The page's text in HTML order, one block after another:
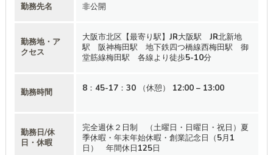
勤務先名 非公開
勤務地・ア
クセス
大阪市北区【最寄り駅】JR大阪駅 JR北新地
駅 阪神梅田駅 地下鉄四つ橋線西梅田駅 御
堂筋線梅田駅 各線より徒歩5-10分
勤務時間 8：45-17：30 （休憩） 12:00 – 13:00
勤務日/休
日・休暇
完全週休２日制 （土曜日・日曜日・祝日）夏
季休暇・年末年始休暇・創業記念日（5月1
日） 年間休日125日